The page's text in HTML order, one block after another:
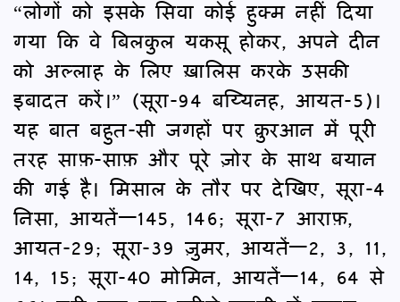
“लोगों को इसके सिवा कोई हुक्म नहीं दिया
गया कि वे बिलकुल यकसू होकर, अपने दीन
को अल्लाह के लिए ख़ालिस करके उसकी
इबादत करें।” (सूरा-94 बय्यिनह, आयत-5)।
यह बात बहुत-सी जगहों पर क़ुरआन में पूरी
तरह साफ़-साफ़ और पूरे ज़ोर के साथ बयान
की गई है। मिसाल के तौर पर देखिए, सूरा-4
निसा, आयतें—145, 146; सूरा-7 आराफ़,
आयत-29; सूरा-39 ज़ुमर, आयतें—2, 3, 11,
14, 15; सूरा-40 मोमिन, आयतें—14, 64 से